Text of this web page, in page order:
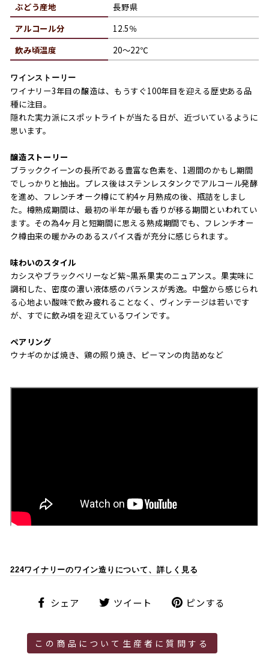
ぶどう産地
長野県
アルコール分
12.5％
飲み頃温度
20～22℃
ワインストーリー
ワイナリー3年目の醸造は、もうすぐ100年目を迎える歴史ある品
種に注目。
隠れた実力派にスポットライトが当たる日が、近づいているように
思います。
醸造ストーリー
ブラッククイーンの長所である豊富な色素を、1週間のかもし期間
でしっかりと抽出。プレス後はステンレスタンクでアルコール発酵
を進め、フレンチオーク樽にて約4ヶ月熟成の後、瓶詰をしまし
た。樽熟成期間は、最初の半年が最も香りが移る期間といわれてい
ます。その為4ヶ月と短期間に思える熟成期間でも、フレンチオー
ク樽由来の暖かみのあるスパイス香が充分に感じられます。
味わいのスタイル
カシスやブラックベリーなど紫~黒系果実のニュアンス。果実味に
調和した、密度の濃い液体感のバランスが秀逸。中盤から感じられ
る心地よい酸味で飲み疲れることなく、ヴィンテージは若いです
が、すでに飲み頃を迎えているワインです。
ペアリング
ウナギのかば焼き、鶏の照り焼き、ピーマンの肉詰めなど
224ワイナリーのワイン造りについて、詳しく見る
シェア ツイート
ト
ピンする
この商品について生産者に質問する